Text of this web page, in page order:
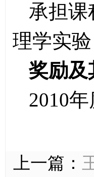
承担课
理学实验
奖励及
2010
上一篇：